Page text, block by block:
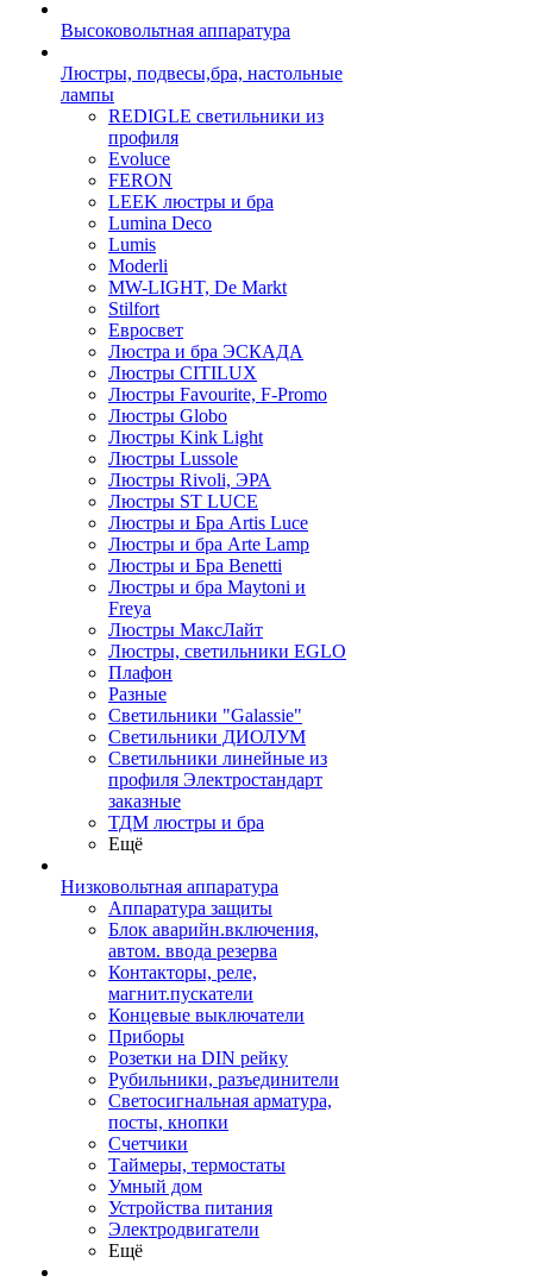
Высоковольтная аппаратура
Люстры, подвесы,бра, настольные
лампы
REDIGLE светильники из
профиля
Evoluce
FERON
LEEK люстры и бра
Lumina Deco
Lumis
Moderli
MW-LIGHT, De Markt
Stilfort
Евросвет
Люстра и бра ЭСКАДА
Люстры CITILUX
Люстры Favourite, F-Promo
Люстры Globo
Люстры Kink Light
Люстры Lussole
Люстры Rivoli, ЭРА
Люстры ST LUCE
Люстры и Бра Artis Luce
Люстры и бра Arte Lamp
Люстры и Бра Benetti
Люстры и бра Maytoni и
Freya
Люстры МаксЛайт
Люстры, светильники EGLO
Плафон
Разные
Светильники "Galassie"
Светильники ДИОЛУМ
Светильники линейные из
профиля Электростандарт
заказные
ТДМ люстры и бра
Ещё
Низковольтная аппаратура
Аппаратура защиты
Блок аварийн.включения,
автом. ввода резерва
Контакторы, реле,
магнит.пускатели
Концевые выключатели
Приборы
Розетки на DIN рейку
Рубильники, разъединители
Светосигнальная арматура,
посты, кнопки
Счетчики
Таймеры, термостаты
Умный дом
Устройства питания
Электродвигатели
Ещё